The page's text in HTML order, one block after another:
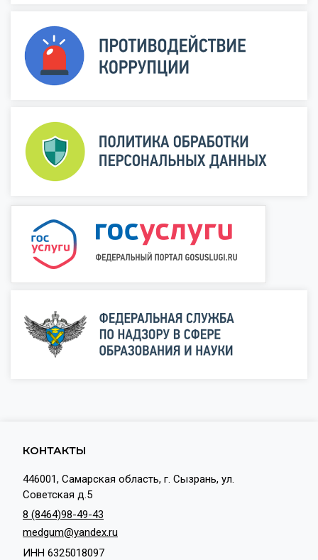
КОНТАКТЫ
446001, Самарская область, г. Сызрань, ул.
Советская д.5
8 (8464)98-49-43
medgum@yandex.ru
ИНН 6325018097